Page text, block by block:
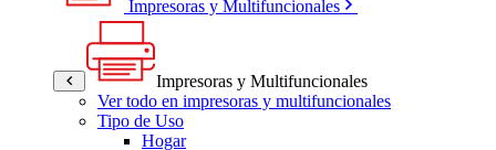
Impresoras y Multifuncionales
Impresoras y Multifuncionales
Ver todo en impresoras y multifuncionales
Tipo de Uso
Hogar